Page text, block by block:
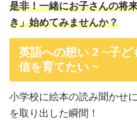
是非！一緒にお子さんの将
き」始めてみませんか？
英語への想い 2 ~子ど
信を育てたい ~
小学校に絵本の読み聞かせ
を取り出した瞬間！